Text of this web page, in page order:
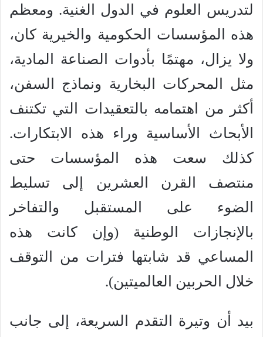
لتدريس العلوم في الدول الغنية. ومعظم
هذه المؤسسات الحكومية والخيرية كان،
ولا يزال، مهتمًا بأدوات الصناعة المادية،
مثل المحركات البخارية ونماذج السفن،
أكثر من اهتمامه بالتعقيدات التي تكتنف
الأبحاث الأساسية وراء هذه الابتكارات.
كذلك سعت هذه المؤسسات حتى
منتصف القرن العشرين إلى تسليط
الضوء على المستقبل والتفاخر
بالإنجازات الوطنية (وإن كانت هذه
المساعي قد شابتها فترات من التوقف
خلال الحربين العالميتين).
بيد أن وتيرة التقدم السريعة، إلى جانب